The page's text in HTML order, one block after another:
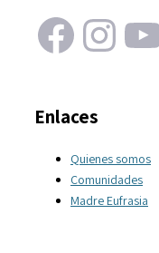
Enlaces
Quienes somos
Comunidades
Madre Eufrasia